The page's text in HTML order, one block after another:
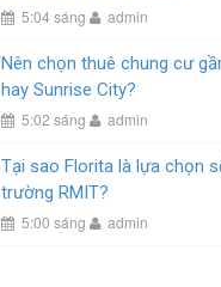
5:04 sáng admin
Nên chọn thuê chung cư
hay Sunrise City?
5:02 sáng admin
Tại sao Florita là lựa chọn
trường RMIT?
5:00 sáng admin